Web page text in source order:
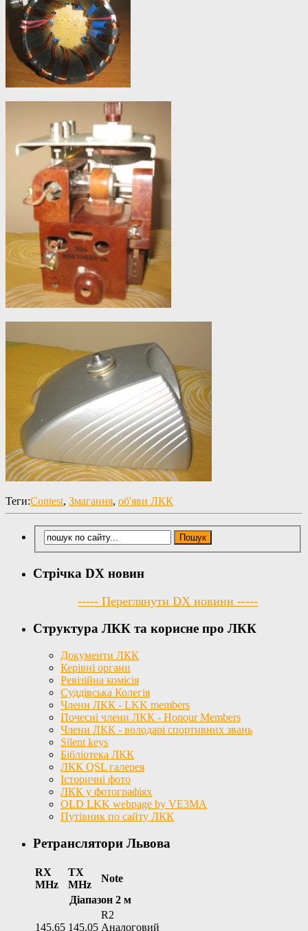
Теги:Contest, Змагання, об'яви ЛКК
Стрічка DX новин
----- Переглянути DX новини -----
Структура ЛКК та корисне про ЛКК
Документи ЛКК
Керівні органи
Ревізійна комісія
Суддівська Колегія
Члени ЛКК - LKK members
Почесні члени ЛКК - Honour Members
Члени ЛКК - володарі спортивних звань
Silent keys
Бібліотека ЛКК
ЛКК QSL галерея
Історичні фото
ЛКК у фотографіях
OLD LKK webpage by VE3MA
Путівник по сайту ЛКК
Ретранслятори Львова
RX
MHz
TX
MHz
Note
Діапазон 2 м
145.65 145.05
R2
Аналоговий